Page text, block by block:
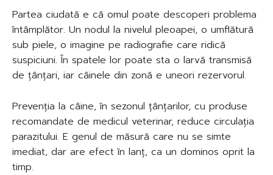
Partea ciudată e că omul poate descoperi problema
întâmplător. Un nodul la nivelul pleoapei, o umflătură
sub piele, o imagine pe radiografie care ridică
suspiciuni. În spatele lor poate sta o larvă transmisă
de țânțari, iar câinele din zonă e uneori rezervorul.
Prevenția la câine, în sezonul țânțarilor, cu produse
recomandate de medicul veterinar, reduce circulația
parazitului. E genul de măsură care nu se simte
imediat, dar are efect în lanț, ca un dominos oprit la
timp.